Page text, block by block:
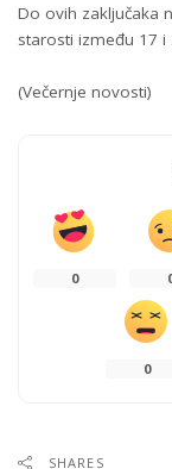
Do ovih zaključaka
starosti između 17 i
(Večernje novosti)
0
0
SHARES